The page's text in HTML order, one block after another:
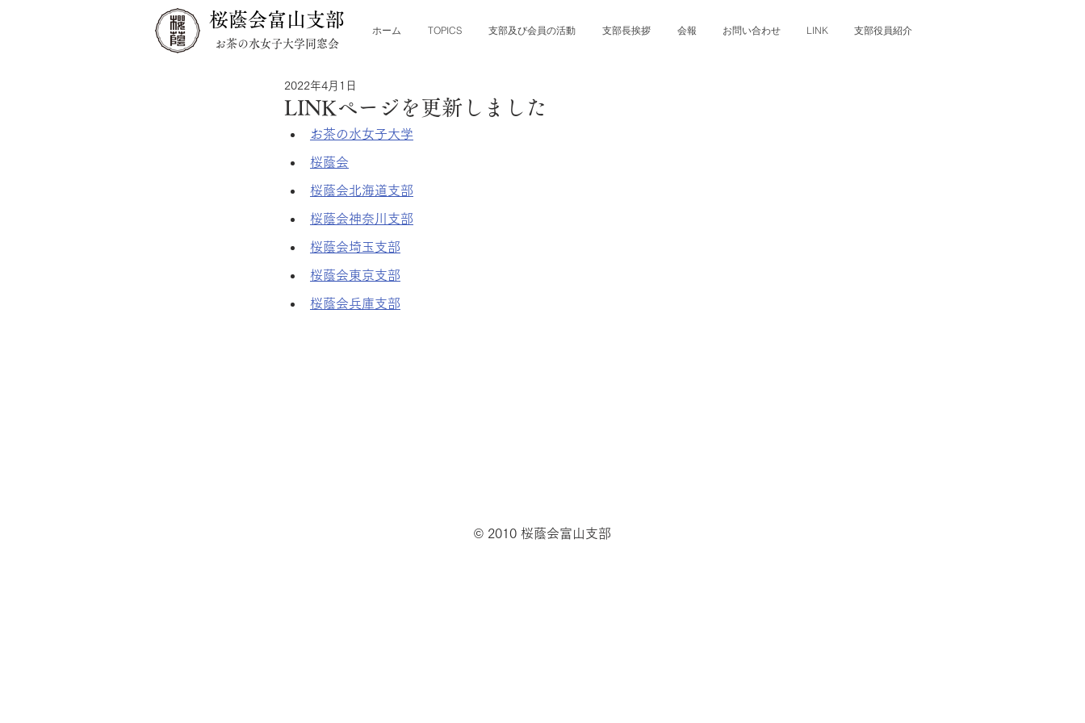
桜蔭会富山支部
お茶の水女子大学同窓会
ホーム TOPICS 支部及び会員の活動 支部長挨拶 会報 お問い合わせ LINK 支部役員紹介
LINKページを更新しました
2022年4月1日
お茶の水女子大学
桜蔭会
桜蔭会北海道支部
桜蔭会神奈川支部
桜蔭会埼玉支部
桜蔭会東京支部
桜蔭会兵庫支部
© 2010 桜蔭会富山支部